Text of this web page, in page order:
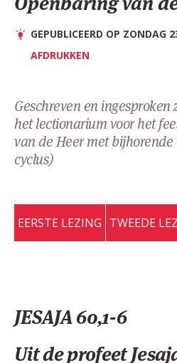
AANMELDEN OF
GEPUBLICEERD OP ZONDAG
AFDRUKKEN
Geschreven en
het lectionarium voor het
van de Heer met
cyclus)
EERSTE LEZING TWEEDE
JESAJA 60,1-6
Uit de profeet